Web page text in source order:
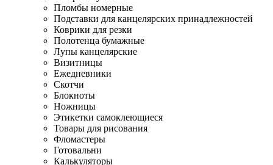
Пломбы номерные
Подставки для канцелярских принадлежностей
Коврики для резки
Полотенца бумажные
Лупы канцелярские
Визитницы
Ежедневники
Скотчи
Блокноты
Ножницы
Этикетки самоклеющиеся
Товары для рисования
Фломастеры
Готовальни
Калькуляторы